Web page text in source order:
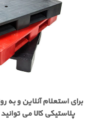
برای استعلام آنلاین و
پلاستیکی کالا می